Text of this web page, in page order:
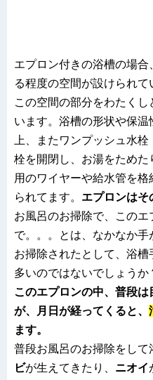
エプロン付きの浴槽の場
る程度の空間が設けられて
この空間の部分をわたくし
います。浴槽の形状や保
上、またワンプッシュ水
栓を開閉し、お湯をため
用のワイヤーや給水管を
られてます。 エプロンはそ
お風呂のお掃除で、このエ
で。。。とは、なかなか手
お掃除されたとして、浴
多いのではないでしょうか
このエプロンの中、普段
が、月日が経ってくると、
ます。
普段お風呂のお掃除をし
ビが生えてきたり、 ニオイ